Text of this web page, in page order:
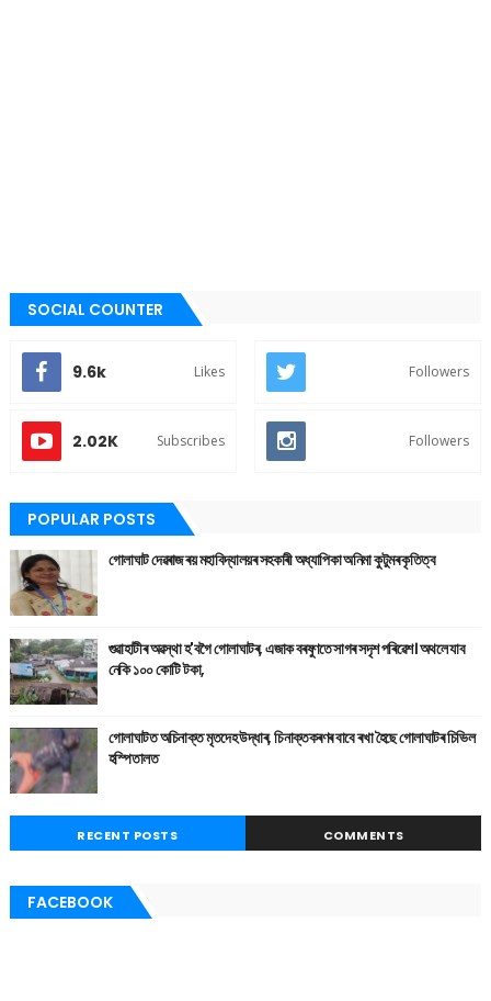
SOCIAL COUNTER
9.6k Likes Followers
2.02K Subscribes Followers
POPULAR POSTS
গোলাঘাট দেৱৰাজ ৰয় মহাবিদ্যালয়ৰ সহকাৰী অধ্যাপিকা অনিমা কুটুমৰ কৃতিত্ব
গুৱাহাটীৰ অৱস্থা হ'বগৈ গোলাঘাটৰ, এজাক বৰষুণতে সাগৰ সদৃশ পৰিৱেশ। অথলে যাব
নেকি ১০০ কোটি টকা,
গোলাঘাটত অচিনাক্ত মৃতদেহ উদ্ধাৰ, চিনাক্তকৰণৰ বাবে ৰখা হৈছে গোলাঘাটৰ চিভিল
হস্পিতালত
RECENT POSTS COMMENTS
FACEBOOK